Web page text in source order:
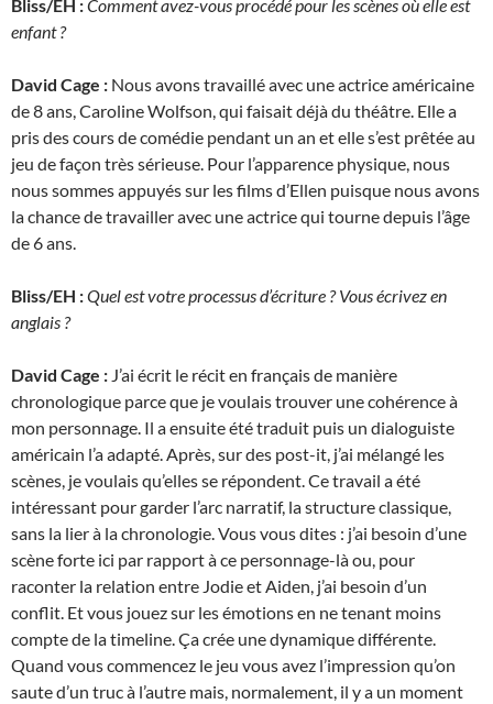
Bliss/EH :Comment avez-vous procédé pour les scènes où elle est
enfant ?
David Cage : Nous avons travaillé avec une actrice américaine
de 8 ans, Caroline Wolfson, qui faisait déjà du théâtre. Elle a
pris des cours de comédie pendant un an et elle s’est prêtée au
jeu de façon très sérieuse. Pour l’apparence physique, nous
nous sommes appuyés sur les films d’Ellen puisque nous avons
la chance de travailler avec une actrice qui tourne depuis l’âge
de 6 ans.
Bliss/EH :Quel est votre processus d’écriture ? Vous écrivez en
anglais ?
David Cage : J’ai écrit le récit en français de manière
chronologique parce que je voulais trouver une cohérence à
mon personnage. Il a ensuite été traduit puis un dialoguiste
américain l’a adapté. Après, sur des post-it, j’ai mélangé les
scènes, je voulais qu’elles se répondent. Ce travail a été
intéressant pour garder l’arc narratif, la structure classique,
sans la lier à la chronologie. Vous vous dites : j’ai besoin d’une
scène forte ici par rapport à ce personnage-là ou, pour
raconter la relation entre Jodie et Aiden, j’ai besoin d’un
conflit. Et vous jouez sur les émotions en ne tenant moins
compte de la timeline. Ça crée une dynamique différente.
Quand vous commencez le jeu vous avez l’impression qu’on
saute d’un truc à l’autre mais, normalement, il y a un moment